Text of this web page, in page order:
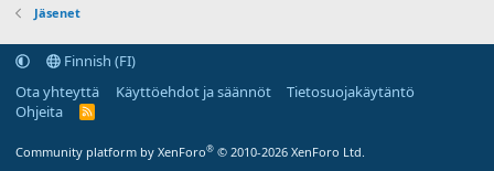
Jäsenet
Finnish (FI)
Ota yhteyttä
Käyttöehdot ja säännöt
Tietosuojakäytäntö
Ohjeita
R
Community platform by XenForo® © 2010-2026 XenForo Ltd.